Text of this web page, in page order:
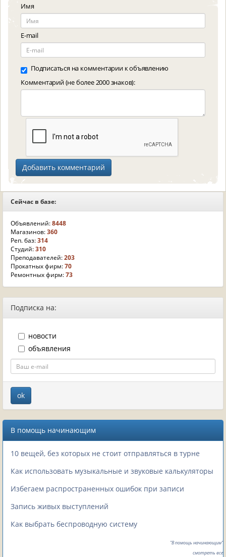
Имя
E-mail
Подписаться на комментарии к объявлению
Комментарий (не более 2000 знаков):
Сейчас в базе:
Объявлений:8448
Магазинов:360
Реп. баз:314
Студий:310
Преподавателей:203
Прокатных фирм:70
Ремонтных фирм:73
Подписка на:
новости
объявления
В помощь начинающим
10 вещей, без которых не стоит отправляться в турне
Как использовать музыкальные и звуковые калькуляторы
Избегаем распространенных ошибок при записи
Запись живых выступлений
Как выбрать беспроводную систему
"В помощь начинающим"
смотреть все